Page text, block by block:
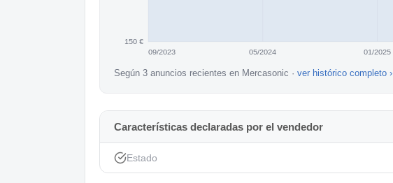
150 €
09/2023 05/2024 01/2025
Según 3 anuncios recientes en Mercasonic · ver histórico completo ›
Características declaradas por el vendedor
Estado